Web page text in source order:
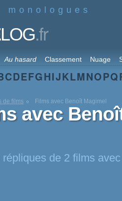
monologues
LOG.fr
Au hasard Classement Nuage
CDEFGHIJKLMNOPQ
de films Films avec Benoît Magimel
avec
répliques de 2 films